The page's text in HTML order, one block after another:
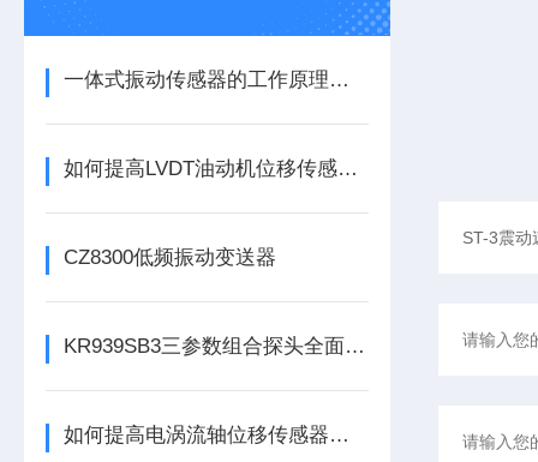
一体式振动传感器的工作原理是什么？
如何提高LVDT油动机位移传感器的精度？
CZ8300低频振动变送器
KR939SB3三参数组合探头全面解析
如何提高电涡流轴位移传感器的精度？